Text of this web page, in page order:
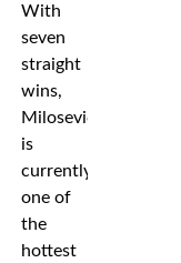
With
seven
straight
wins,
Milosevic
is
currently
one of
the
hottest